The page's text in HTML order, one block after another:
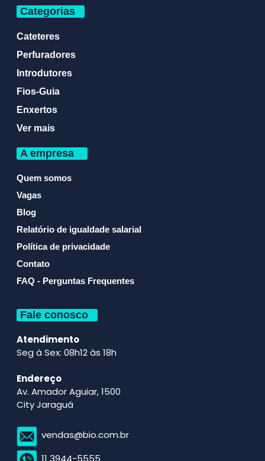
Categorias
Cateteres
Perfuradores
Introdutores
Fios-Guia
Enxertos
Ver mais
A empresa
Quem somos
Vagas
Blog
Relatório de igualdade salarial
Política de privacidade
Contato
FAQ - Perguntas Frequentes
Fale conosco
Atendimento
Seg à Sex: 08h12 às 18h
Endereço
Av. Amador Aguiar, 1500
City Jaraguá
vendas@bio.com.br
11 3944-5555